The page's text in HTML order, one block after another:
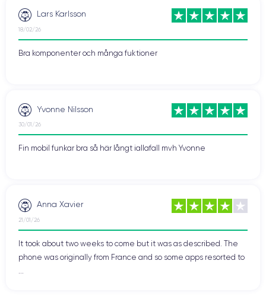
Lars Karlsson
18/02/26
Bra komponenter och många fuktioner
Yvonne Nilsson
30/01/26
Fin mobil funkar bra så här långt iallafall mvh Yvonne
Anna Xavier
21/01/26
It took about two weeks to come but it was as described. The
phone was originally from France and so some apps resorted to